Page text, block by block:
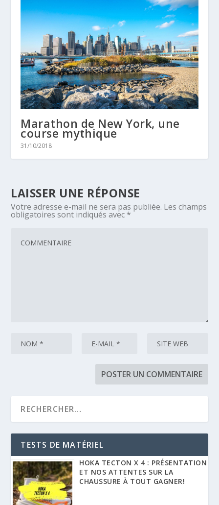
Marathon de New York, une
course mythique
31/10/2018
LAISSER UNE RÉPONSE
Votre adresse e-mail ne sera pas publiée. Les champs
obligatoires sont indiqués avec *
TESTS DE MATÉRIEL
HOKA TECTON X 4 : PRÉSENTATION
ET NOS ATTENTES SUR LA
CHAUSSURE À TOUT GAGNER!